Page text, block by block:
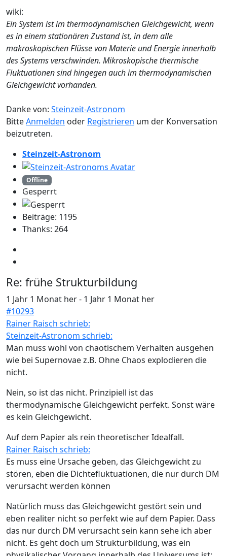
wiki:
Ein System ist im thermodynamischen Gleichgewicht, wenn
es in einem stationären Zustand ist, in dem alle
makroskopischen Flüsse von Materie und Energie innerhalb
des Systems verschwinden. Mikroskopische thermische
Fluktuationen sind hingegen auch im thermodynamischen
Gleichgewicht vorhanden.
Danke von: Steinzeit-Astronom
BitteAnmelden oder Registrieren um der Konversation
beizutreten.
Steinzeit-Astronom
Offline
Gesperrt
Beiträge: 1195
Thanks: 264
Re: frühe Strukturbildung
1 Jahr 1 Monat her- 1 Jahr 1 Monat her
#10293
Rainer Raisch schrieb:
Steinzeit-Astronom schrieb:
Man muss wohl von chaotischem Verhalten ausgehen
wie bei Supernovae z.B. Ohne Chaos explodieren die
nicht.
Nein, so ist das nicht. Prinzipiell ist das
thermodynamische Gleichgewicht perfekt. Sonst wäre
es kein Gleichgewicht.
Auf dem Papier als rein theoretischer Idealfall.
Rainer Raisch schrieb:
Es muss eine Ursache geben, das Gleichgewicht zu
stören, eben die Dichtefluktuationen, die nur durch DM
verursacht werden können
Natürlich muss das Gleichgewicht gestört sein und
eben realiter nicht so perfekt wie auf dem Papier. Dass
das nur durch DM verursacht sein kann sehe ich aber
nicht. Es geht doch um Strukturbildung, was ein